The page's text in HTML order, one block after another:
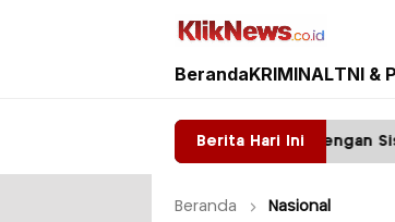
Kliknews.co.id
BerandaKRIMINALTNI &
Berita Hari Ini
Pelayanan SIM dengan Sistem FIFO
Beranda Nasional